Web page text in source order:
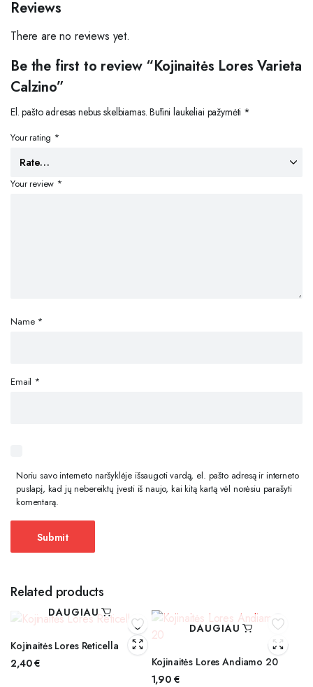
Reviews
There are no reviews yet.
Be the first to review “Kojinaitės Lores Varieta
Calzino”
El. pašto adresas nebus skelbiamas. Būtini laukeliai pažymėti *
Your rating *
Your review *
Name *
Email *
Noriu savo interneto naršyklėje išsaugoti vardą, el. pašto adresą ir interneto
puslapį, kad jų nebereiktų įvesti iš naujo, kai kitą kartą vėl norėsiu parašyti
komentarą.
Related products
DAUGIAU
Kojinaitės Lores Reticella
2,40€
DAUGIAU
Kojinaitės Lores Andiamo 20
1,90 €